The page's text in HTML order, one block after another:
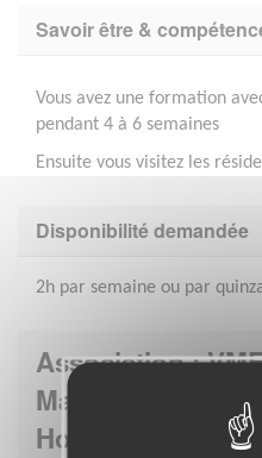
Savoir être &
Vous avez une formation
pendant 4 à 6 semaines
Ensuite vous visitez les
Disponibilité demandée
2h par semaine ou par
Association :
Malades dans les
Hospitaliers -